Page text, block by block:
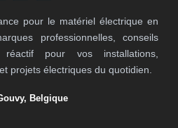
pour le matériel électrique en
professionnelles, conseils
pour vos installations,
projets électriques du quotidien.
Belgique